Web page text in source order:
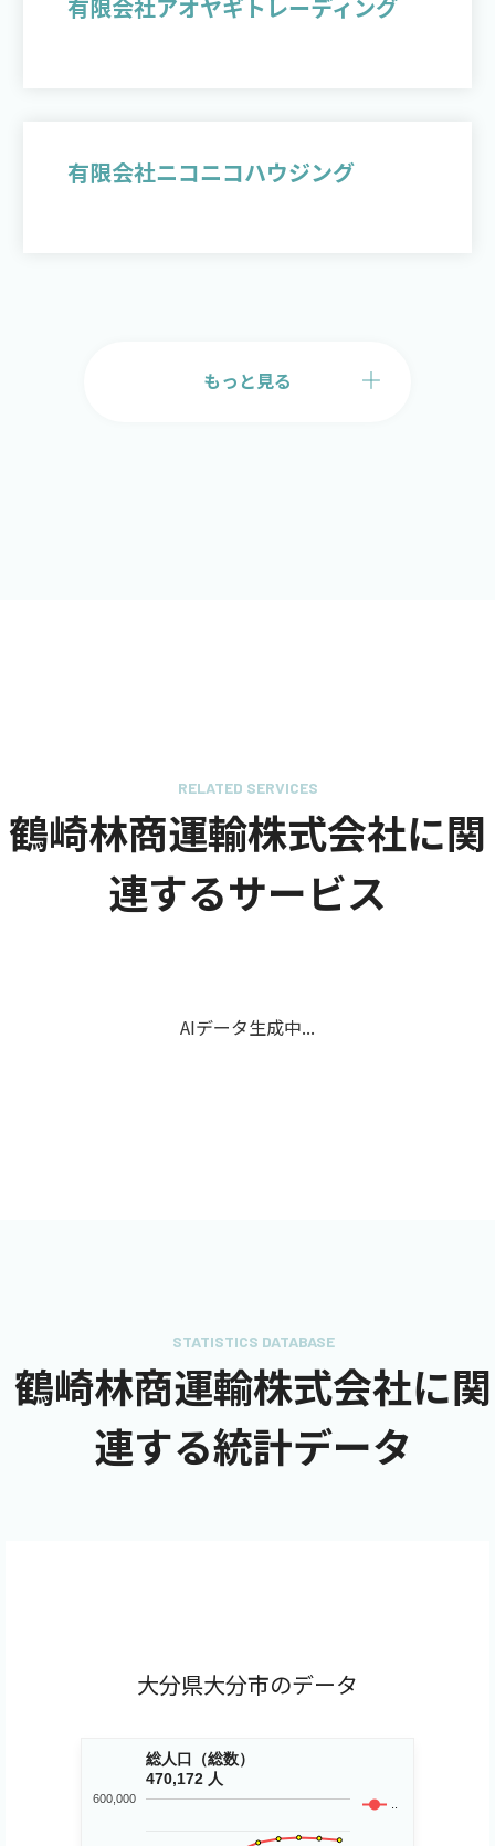
有限会社アオヤギトレーディング
有限会社ニコニコハウジング
もっと見る
RELATED SERVICES
鶴崎林商運輸株式会社に関
連するサービス
AIデータ生成中...
STATISTICS DATABASE
鶴崎林商運輸株式会社に関
連する統計データ
大分県大分市のデータ
総人口（総数）
470,172 人
..
600,000